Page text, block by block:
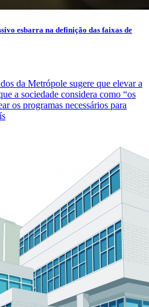
esbarra na definição das faixas de
da Metrópole sugere que elevar a
a sociedade considera como “os
os programas necessários para